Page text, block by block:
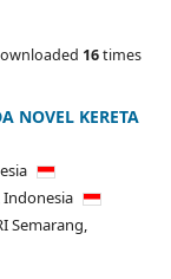
16times
NOVEL KERETA
Indonesia
Semarang,